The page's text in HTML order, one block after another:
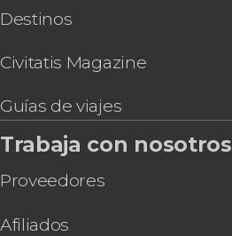
Destinos
Civitatis Magazine
Guías de viajes
Trabaja con nosotros
Proveedores
Afiliados